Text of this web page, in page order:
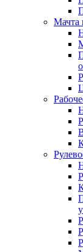
Мачта